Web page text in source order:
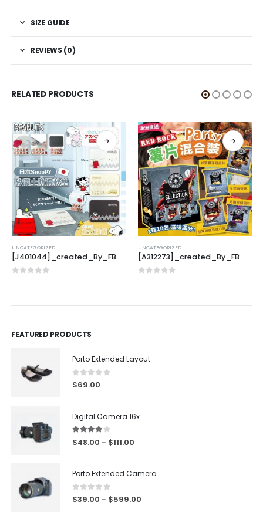
SIZE GUIDE
REVIEWS (0)
RELATED PRODUCTS
UNCATEGORIZED
[J401044]_created_By_FB
UNCATEGORIZED
[A312273]_created_By_FB
FEATURED PRODUCTS
Porto Extended Layout
0out of 5
$69.00
Digital Camera 16x
4.00out of 5
$48.00 – $111.00
Porto Extended Camera
0out of 5
$39.00 – $599.00